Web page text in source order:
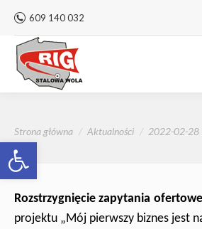
Otwórz pasek narzędzi
609 140 032
Jesteś tutaj:
Strona główna Aktualności 2022-02-28
Rozstrzygnięcie zapytania
projektu „Mój pierwszy biznes jest